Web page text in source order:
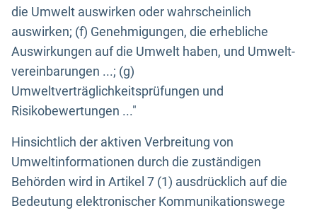
die Umwelt auswirken oder wahrscheinlich
auswirken; (f) Genehmigungen, die erhebliche
Auswirkungen auf die Umwelt haben, und Umwelt-
vereinbarungen ...; (g)
Umweltverträglichkeitsprüfungen und
Risikobewertungen ..."
Hinsichtlich der aktiven Verbreitung von
Umweltinformationen durch die zuständigen
Behörden wird in Artikel 7 (1) ausdrücklich auf die
Bedeutung elektronischer Kommunikationswege